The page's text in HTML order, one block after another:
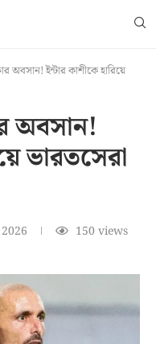
অবসান! ইন্টার কাশীকে হারিয়ে
অবসান!
ভারতসেরা
150 views